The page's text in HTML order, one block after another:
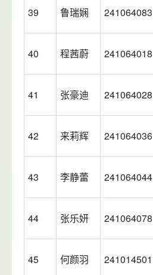
39 鲁瑞娴 241064083
40 程茜蔚 241064018
41 张豪迪 241064028
42 来莉辉 241064036
43 李静蕾 241064044
44 张乐妍 241064078
45 何颜羽 241014501